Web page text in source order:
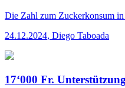
Die Zahl zum Zuckerkonsum
24.12.2024, Diego Taboada
17‘000 Fr.